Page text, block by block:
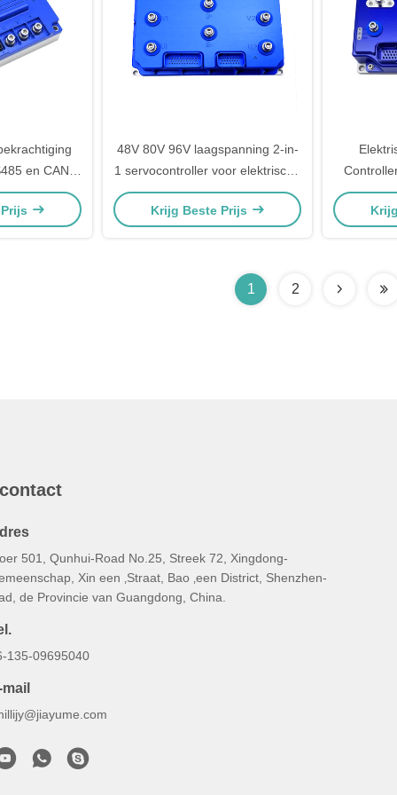
en CAN
1:2015
fit voor
48V 80V 96V laagspanning 2-in-
1 servocontroller voor elektrische
vorkheftruck, AGV en
hoogwerker | IP67 SGS CE-
Krijg Beste Prijs
36V
1 2
501, Qunhui-Road No.25, Streek 72, Xingdong-
Xin een ‚Straat, Bao ‚een District, Shenzhen-
de Provincie van Guangdong, China.
135-09695040